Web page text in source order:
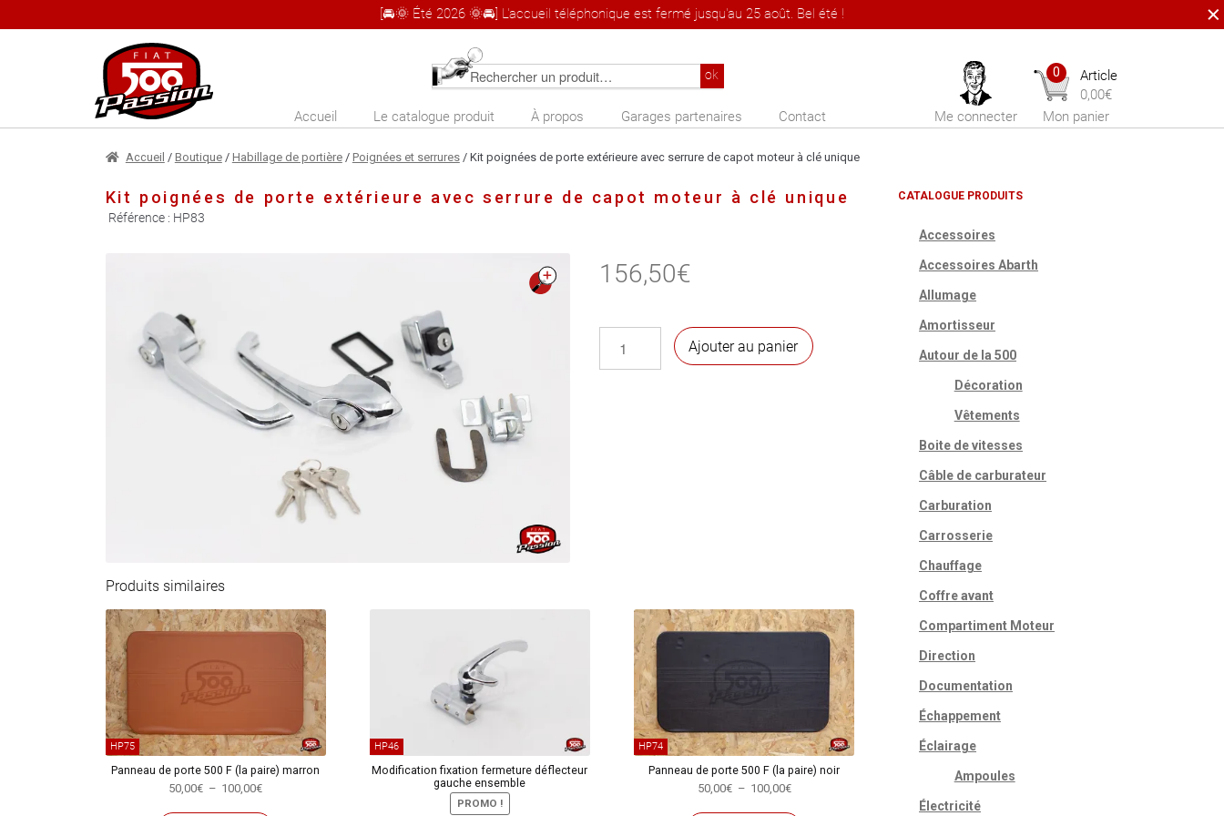
[🚘🌞 Été 2026 🌞🚘] L'accueil téléphonique est fermé jusqu'au 25 août. Bel été !
Aller
à
la
navigation
Aller
au
contenu
Rechercher
produit
ok
Accueil Le catalogue produit À propos Garages partenaires Contact Me connecter
0
Article
0,00€
Mon panier
Accueil / Boutique/ Habillage de portière/ Poignées et serrures/ Kit poignées de porte extérieure avec serrure de capot moteur à clé unique
Kit poignées de porte extérieure avec serrure de capot moteur à clé unique
Référence : HP83
156,50€
unique
Ajouter au panier
Produits similaires
HP75
Panneau de porte 500 F (la paire) marron
50,00€ – 100,00€Plage
HP46
Modification fixation fermeture déflecteur
gauche ensemble
PROMO !
HP74
Panneau de porte 500 F (la paire) noir
50,00€ – 100,00€Plage
CATALOGUE PRODUITS
Accessoires
Accessoires Abarth
Allumage
Amortisseur
Autour de la 500
Décoration
Vêtements
Boite de vitesses
Câble de carburateur
Carburation
Carrosserie
Chauffage
Coffre avant
Compartiment Moteur
Direction
Documentation
Échappement
Éclairage
Ampoules
Électricité